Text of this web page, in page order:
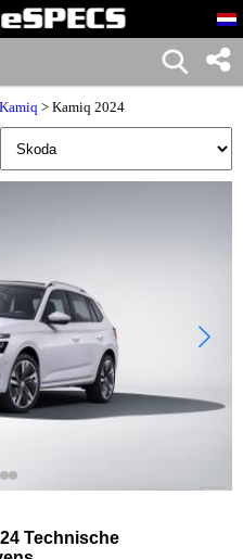
Kamiq > Kamiq 2024
Technische